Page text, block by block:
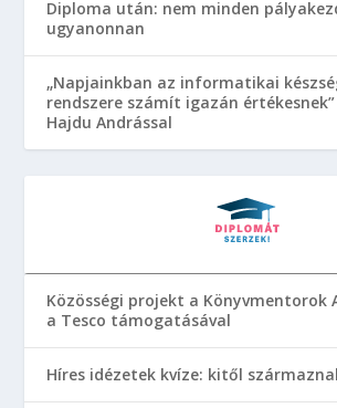
Diploma után: nem minden
ugyanonnan
„Napjainkban az informatikai
rendszere számít igazán
Hajdu Andrással
Közösségi projekt a Könyvmentorok
a Tesco támogatásával
Híres idézetek kvíze: kitől